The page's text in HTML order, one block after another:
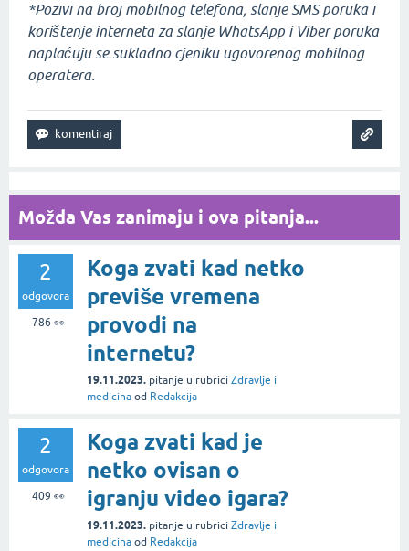
*Pozivi na broj mobilnog telefona, slanje SMS poruka i
korištenje interneta za slanje WhatsApp i Viber poruka
naplaćuju se sukladno cjeniku ugovorenog mobilnog
operatera.
Možda Vas zanimaju i ova pitanja...
2
odgovora
786 👀
Koga zvati kad netko
previše vremena
provodi na
internetu?
19.11.2023. pitanje u rubrici Zdravlje i
medicina od Redakcija
2
odgovora
409 👀
Koga zvati kad je
netko ovisan o
igranju video igara?
19.11.2023. pitanje u rubrici Zdravlje i
medicina od Redakcija